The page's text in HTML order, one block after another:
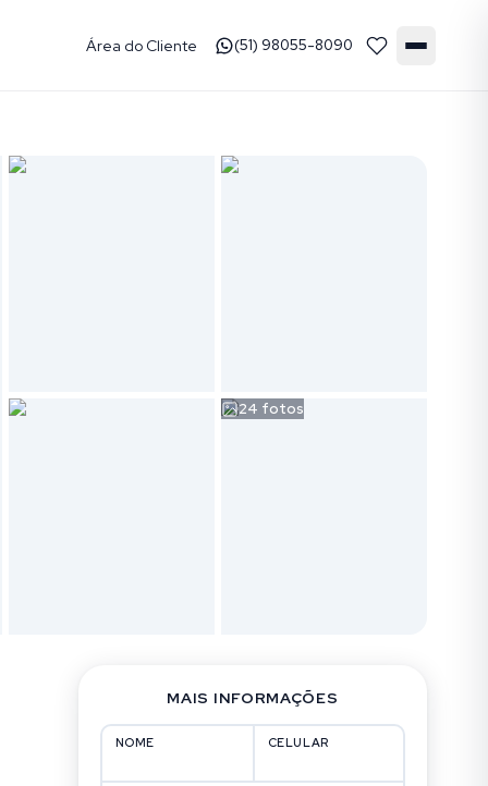
Área do Cliente (51) 98055-8090
24 fotos
MAIS INFORMAÇÕES
NOME CELULAR